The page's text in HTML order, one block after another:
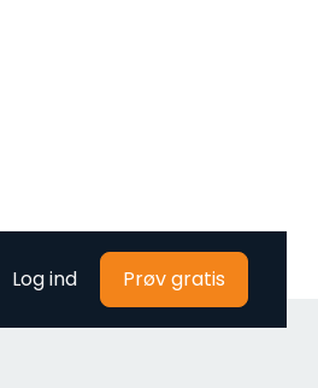
Log ind Prøv gratis